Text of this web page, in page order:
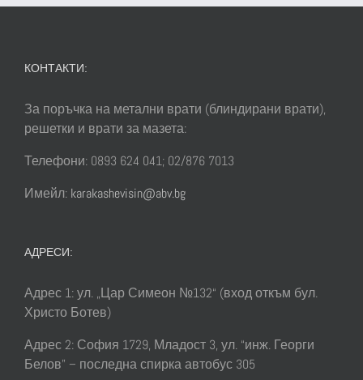
КОНТАКТИ:
За поръчка на метални врати (блиндирани врати),
решетки и врати за мазета:
Телефони: 0893 624 041; 02/876 7013
Имейл: karakashevisin@abv.bg
АДРЕСИ:
Адрес 1: ул. „Цар Симеон №132“ (вход откъм бул.
Христо Ботев)
Адрес 2: София 1729, Младост 3, ул. “инж. Георги
Белов” – последна спирка автобус 305